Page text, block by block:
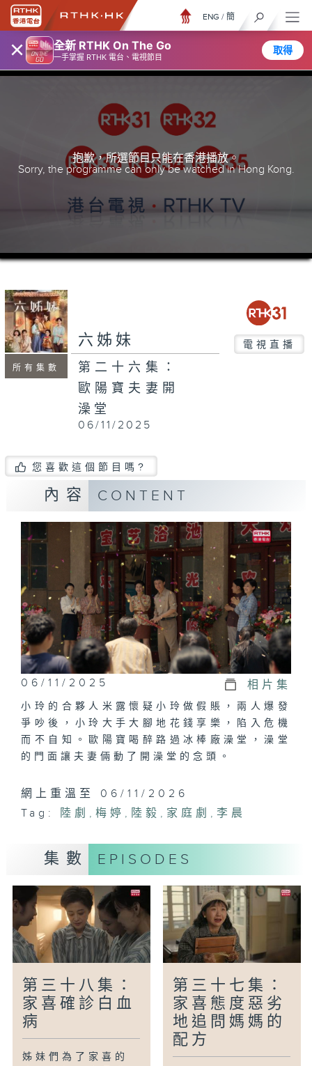
× 全新 RTHK On The Go
一手掌握 RTHK 電台、電視節目
取得
ENG / 簡
抱歉，所選節目只能在香港播放。
Sorry, the programme can only be watched in Hong Kong.
所有集數
六姊妹 電視直播
第二十六集：
歐陽寶夫妻開
澡堂
06/11/2025
您喜歡這個節目嗎?
內容 CONTENT
06/11/2025 相片集
小玲的合夥人米露懷疑小玲做假賬，兩人爆發
爭吵後，小玲大手大腳地花錢享樂，陷入危機
而不自知。歐陽寶喝醉路過冰棒廠澡堂，澡堂
的門面讓夫妻倆動了開澡堂的念頭。
網上重溫至 06/11/2026
Tag:
陸劇 ,梅婷 , 陸毅 , 家庭劇 , 李晨
集數 EPISODES
第三十八集：
家喜確診白血
病
姊妹們為了家喜的
第三十七集：
家喜態度惡劣
地追問媽媽的
配方